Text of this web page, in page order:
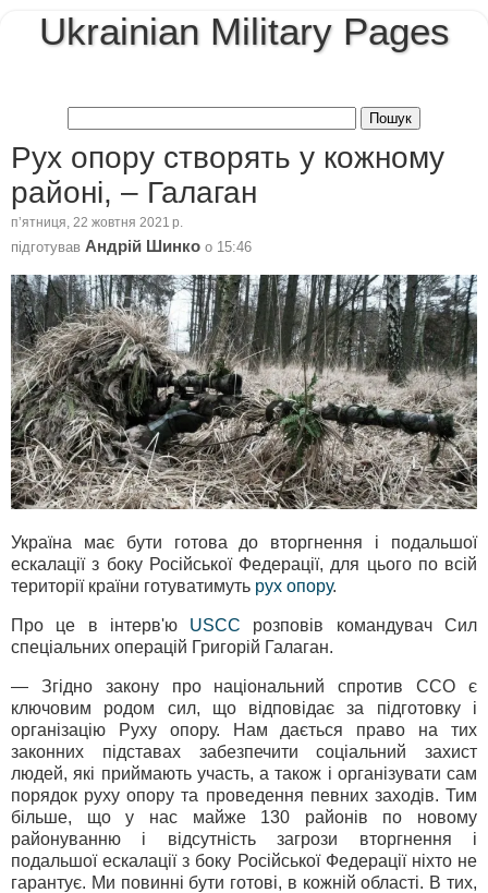
Ukrainian Military Pages
Рух опору створять у кожному
районі, – Галаган
пʼятниця, 22 жовтня 2021 р.
підготував Андрій Шинко о 15:46
Україна має бути готова до вторгнення і подальшої
ескалації з боку Російської Федерації, для цього по всій
території країни готуватимуть рух опору.
Про це в інтерв'ю USCC розповів командувач Сил
спеціальних операцій Григорій Галаган.
— Згідно закону про національний спротив ССО є
ключовим родом сил, що відповідає за підготовку і
організацію Руху опору. Нам дається право на тих
законних підставах забезпечити соціальний захист
людей, які приймають участь, а також і організувати сам
порядок руху опору та проведення певних заходів. Тим
більше, що у нас майже 130 районів по новому
районуванню і відсутність загрози вторгнення і
подальшої ескалації з боку Російської Федерації ніхто не
гарантує. Ми повинні бути готові, в кожній області. В тих,